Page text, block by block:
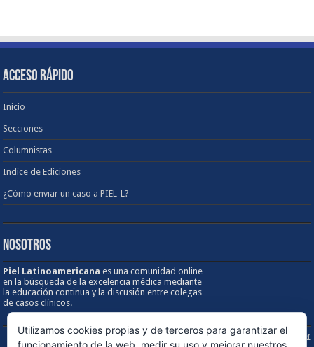
ACCESO RÁPIDO
Inicio
Secciones
Columnistas
Indice de Ediciones
¿Cómo enviar un caso a PIEL-L?
NOSOTROS
Piel Latinoamericanaes una comunidad online
en la búsqueda de la excelencia médica mediante
la educación continua y la discusión entre colegas
de casos clínicos.
Sobre los Derechos de Autor / Disclaimer
Utilizamos cookies propias y de terceros para garantizar el
funcionamiento de la web, medir su uso y mejorar nuestros